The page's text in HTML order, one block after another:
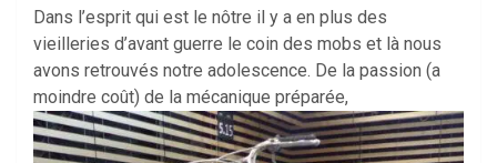
Dans l’esprit qui est le nôtre il y a en plus des
vieilleries d’avant guerre le coin des mobs et là nous
avons retrouvés notre adolescence. De la passion (a
moindre coût) de la mécanique préparée,